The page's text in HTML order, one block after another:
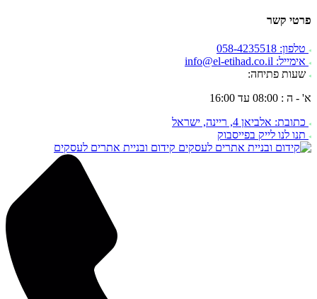
פרטי קשר
טלפון: 058-4235518
אימייל: info@el-etihad.co.il
שעות פתיחה:
א' - ה : 08:00 עד 16:00
כתובת: אלביאן 4, ריינה, ישראל
תנו לנו לייק בפייסבוק
קידום ובניית אתרים לעסקים